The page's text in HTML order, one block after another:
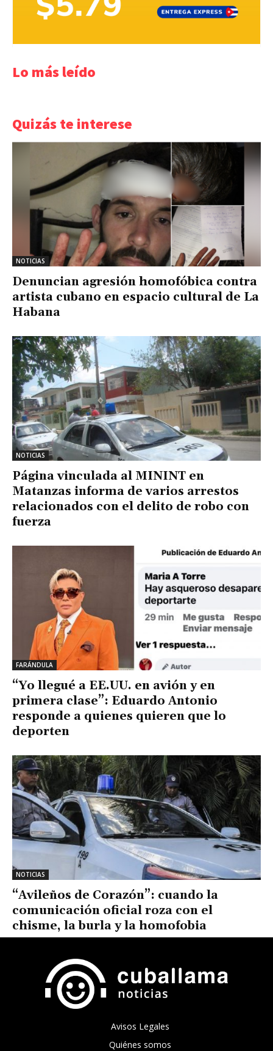
Lo más leído
Quizás te interese
NOTICIAS
Denuncian agresión homofóbica contra
artista cubano en espacio cultural de La
Habana
NOTICIAS
Página vinculada al MININT en
Matanzas informa de varios arrestos
relacionados con el delito de robo con
fuerza
FARÁNDULA
“Yo llegué a EE.UU. en avión y en
primera clase”: Eduardo Antonio
responde a quienes quieren que lo
deporten
NOTICIAS
“Avileños de Corazón”: cuando la
comunicación oficial roza con el
chisme, la burla y la homofobia
Avisos Legales
Quiénes somos